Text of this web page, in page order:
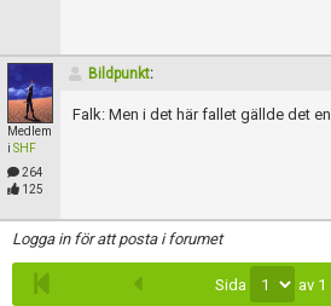
Medlem
i SHF
264
125
Bildpunkt:
Falk: Men i det här fallet gällde det en
Logga in för att posta i forumet
Sida av 1